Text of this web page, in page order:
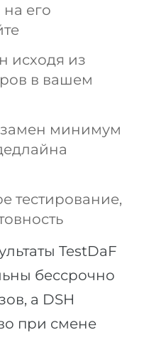
на его
исходя из
в вашем
минимум
тестирование,
TestDaF
бессрочно
а DSH
при смене